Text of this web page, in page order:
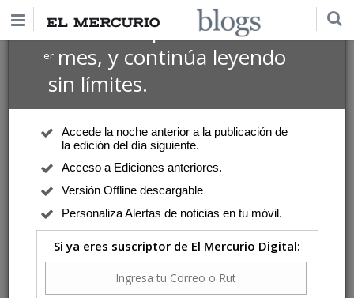
Suscríbete por $1 USD
ermes, y continúa leyendo
sin límites.
Accede la noche anterior a la publicación de
la edición del día siguiente.
Acceso a Ediciones anteriores.
Versión Offline descargable
Personaliza Alertas de noticias en tu móvil.
Si ya eres suscriptor de El Mercurio Digital: